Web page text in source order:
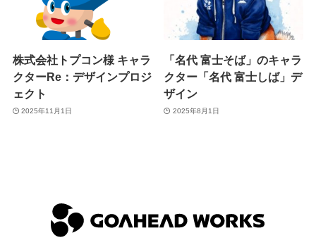
株式会社トプコン様 キャラ
クターRe：デザインプロジ
ェクト
2025年11月1日
「名代 富士そば」のキャラ
クター「名代 富士しば」デ
ザイン
2025年8月1日